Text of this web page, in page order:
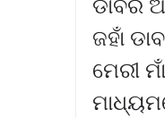
ଜହାଁ
ମେରୀ